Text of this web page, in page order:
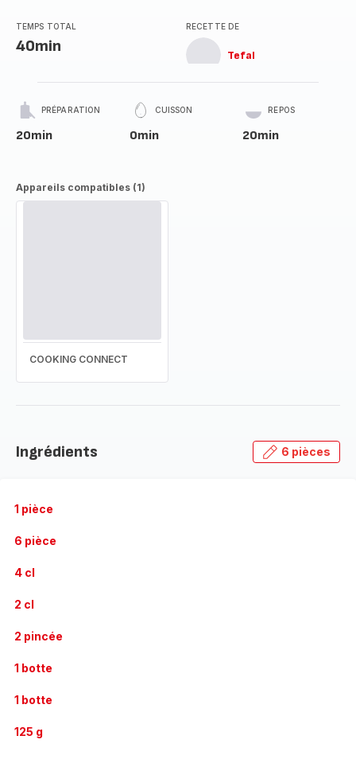
TEMPS TOTAL
40min
RECETTE DE
Tefal
PRÉPARATION
20min
CUISSON
0min
REPOS
20min
Appareils compatibles (1)
COOKING CONNECT
Ingrédients 6 pièces
1 pièce
6 pièce
4 cl
2 cl
2 pincée
1 botte
1 botte
125 g